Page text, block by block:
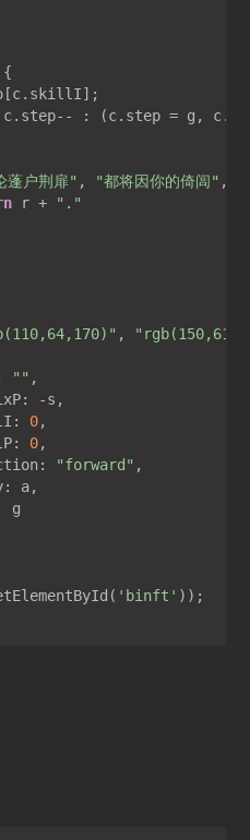
: (c.step = g,
蓬户荆扉" , "都将因你的倚闾" ,
r +
"."
,
""
: 0
: 0
: "forward"
'binft'